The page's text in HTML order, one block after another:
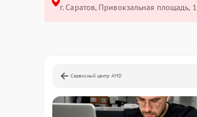
г. Саратов, Привокзальная площадь, 1
Сервисный центр AMD